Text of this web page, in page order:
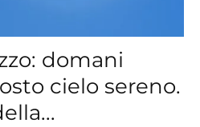
domani
cielo sereno.